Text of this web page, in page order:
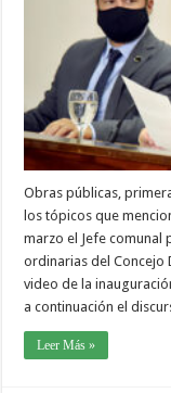
Obras públicas,
los tópicos que
marzo el Jefe comunal
ordinarias del Concejo
video de la
a continuación el
Leer Más »